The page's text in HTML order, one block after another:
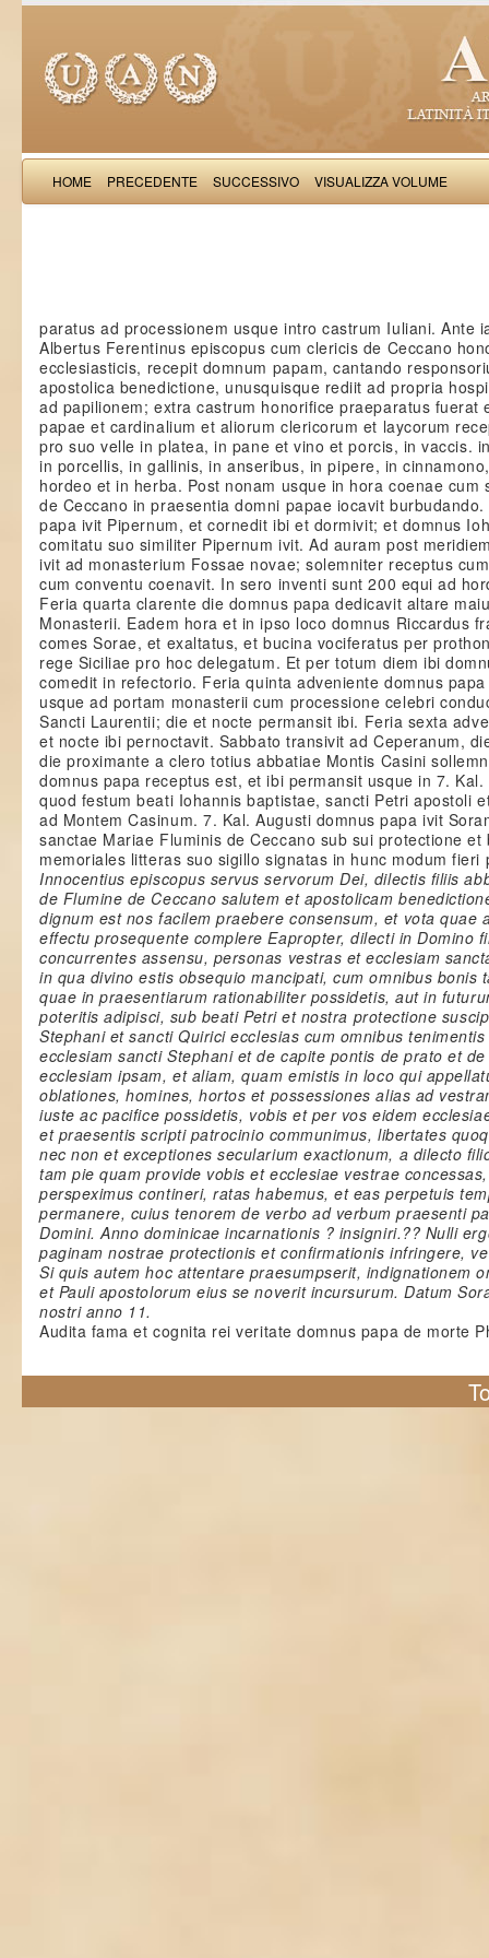
HOME PRECEDENTE SUCCESSIVO VISUALIZZA VOLUME
paratus ad processionem usque intro castrum Iuliani. Ante
Albertus Ferentinus episcopus cum clericis de Ceccano
ecclesiasticis, recepit domnum papam, cantando
apostolica benedictione, unusquisque rediit ad propria
ad papilionem; extra castrum honorifice praeparatus fuerat
papae et cardinalium et aliorum clericorum et laycorum
pro suo velle in platea, in pane et vino et porcis, in vaccis.
in porcellis, in gallinis, in anseribus, in pipere, in
hordeo et in herba. Post nonam usque in hora coenae cum
de Ceccano in praesentia domni papae iocavit
papa ivit Pipernum, et cornedit ibi et dormivit; et domnus
comitatu suo similiter Pipernum ivit. Ad auram post
ivit ad monasterium Fossae novae; solemniter receptus
cum conventu coenavit. In sero inventi sunt 200 equi ad
Feria quarta clarente die domnus papa dedicavit altare
Monasterii. Eadem hora et in ipso loco domnus Riccardus
comes Sorae, et exaltatus, et bucina vociferatus per
rege Siciliae pro hoc delegatum. Et per totum diem ibi
comedit in refectorio. Feria quinta adveniente domnus
usque ad portam monasterii cum processione celebri
Sancti Laurentii; die et nocte permansit ibi. Feria sexta
et nocte ibi pernoctavit. Sabbato transivit ad Ceperanum,
die proximante a clero totius abbatiae Montis Casini
domnus papa receptus est, et ibi permansit usque in 7.
quod festum beati Iohannis baptistae, sancti Petri apostoli
ad Montem Casinum. 7. Kal. Augusti domnus papa ivit
sanctae Mariae Fluminis de Ceccano sub sui protectione
memoriales litteras suo sigillo signatas in hunc modum fieri
Innocentius episcopus servus servorum Dei, dilectis filiis
de Flumine de Ceccano salutem et apostolicam
dignum est nos facilem praebere consensum, et vota quae
effectu prosequente complere Eapropter, dilecti in Domino
concurrentes assensu, personas vestras et ecclesiam
in qua divino estis obsequio mancipati, cum omnibus bonis
quae in praesentiarum rationabiliter possidetis, aut in
poteritis adipisci, sub beati Petri et nostra protectione
Stephani et sancti Quirici ecclesias cum omnibus
ecclesiam sancti Stephani et de capite pontis de prato et
ecclesiam ipsam, et aliam, quam emistis in loco qui
oblationes, homines, hortos et possessiones alias ad
iuste ac pacifice possidetis, vobis et per vos eidem
et praesentis scripti patrocinio communimus, libertates
nec non et exceptiones secularium exactionum, a dilecto
tam pie quam provide vobis et ecclesiae vestrae
perspeximus contineri, ratas habemus, et eas perpetuis
permanere, cuius tenorem de verbo ad verbum praesenti
Domini. Anno dominicae incarnationis ? insigniri.?? Nulli
paginam nostrae protectionis et confirmationis infringere,
Si quis autem hoc attentare praesumpserit, indignationem
et Pauli apostolorum eius se noverit incursurum. Datum
nostri anno 11.
Audita fama et cognita rei veritate domnus papa de morte